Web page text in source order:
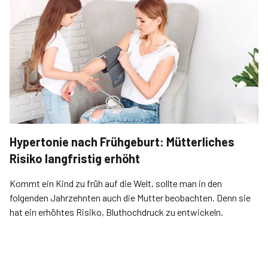
Hypertonie nach Frühgeburt: Mütterliches
Risiko langfristig erhöht
Kommt ein Kind zu früh auf die Welt, sollte man in den
folgenden Jahrzehnten auch die Mutter beobachten. Denn sie
hat ein erhöhtes Risiko, Bluthochdruck zu entwickeln.